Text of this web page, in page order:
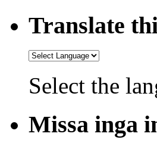
Translate
Select the
Missa inga